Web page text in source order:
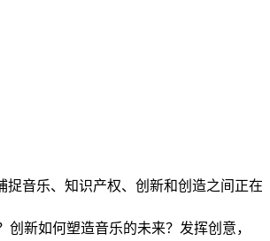
音乐、知识产权、创新和创造之间正在
新如何塑造音乐的未来？发挥创意，